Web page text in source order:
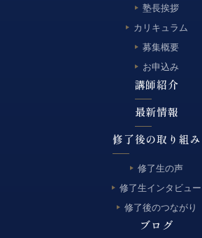
塾長挨拶
カリキュラム
募集概要
お申込み
講師紹介
最新情報
修了後の取り組み
修了生の声
修了生インタビュー
修了後のつながり
ブログ